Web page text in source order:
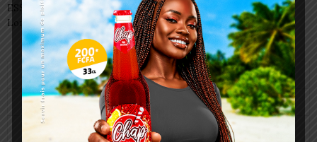
ESSAL 2026 : les admissibles convoqués pour la visite médicale à
Lomé
août 2026
M M J V S D
1 2
5